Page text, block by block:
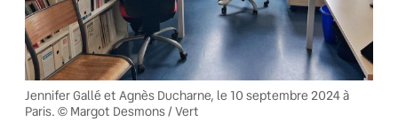
Jennifer Gallé et Agnès Ducharne, le 10 septembre 2024 à
Paris. © Margot Desmons / Vert